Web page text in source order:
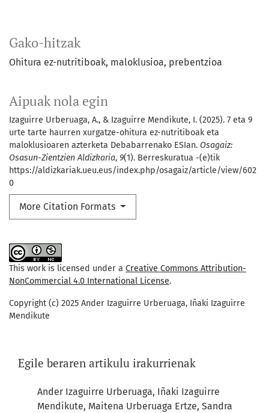
Gako-hitzak
Ohitura ez-nutritiboak maloklusioa prebentzioa
Aipuak nola egin
Izaguirre Urberuaga, A., & Izaguirre Mendikute, I. (2025). 7 eta 9
urte tarte haurren xurgatze-ohitura ez-nutritiboak eta
maloklusioaren azterketa Debabarrenako ESIan. Osagaiz:
Osasun-Zientzien Aldizkaria, 9(1). Berreskuratua -(e)tik
https://aldizkariak.ueu.eus/index.php/osagaiz/article/view/602
0
More Citation Formats
This work is licensed under a Creative Commons Attribution-
NonCommercial 4.0 International License.
Copyright (c) 2025 Ander Izaguirre Urberuaga, Iñaki Izaguirre
Mendikute
Egile beraren artikulu irakurrienak
Ander Izaguirre Urberuaga, Iñaki Izaguirre
Mendikute, Maitena Urberuaga Ertze, Sandra